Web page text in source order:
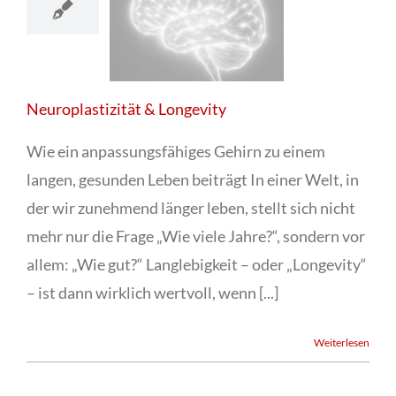
& Longevity
Neuroplastizität & Longevity
Wie ein anpassungsfähiges Gehirn zu einem
langen, gesunden Leben beiträgt In einer Welt, in
der wir zunehmend länger leben, stellt sich nicht
mehr nur die Frage „Wie viele Jahre?“, sondern vor
allem: „Wie gut?“ Langlebigkeit – oder „Longevity“
– ist dann wirklich wertvoll, wenn [...]
Weiterlesen